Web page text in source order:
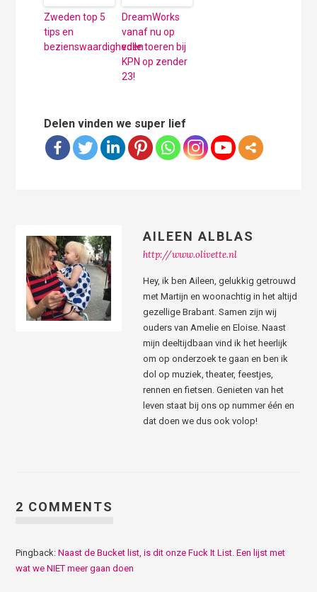
Zweden top 5
tips en
bezienswaardigheden
DreamWorks
vanaf nu op
volle toeren bij
KPN op zender
23!
Delen vinden we super lief
AILEEN ALBLAS
http://www.olivette.nl
Hey, ik ben Aileen, gelukkig getrouwd
met Martijn en woonachtig in het altijd
gezellige Brabant. Samen zijn wij
ouders van Amelie en Eloise. Naast
mijn deeltijdbaan vind ik het heerlijk
om op onderzoek te gaan en ben ik
dol op muziek, theater, feestjes,
rennen en fietsen. Genieten van het
leven staat bij ons op nummer één en
dat doen we dus ook volop!
2 COMMENTS
Pingback:Naast de Bucket list, is dit onze Fuck It List. Een lijst met
wat we NIET meer gaan doen